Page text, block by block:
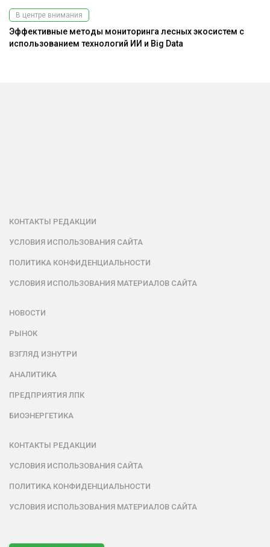
В центре внимания
Эффективные методы мониторинга лесных экосистем с
использованием технологий ИИ и Big Data
КОНТАКТЫ РЕДАКЦИИ
УСЛОВИЯ ИСПОЛЬЗОВАНИЯ САЙТА
ПОЛИТИКА КОНФИДЕНЦИАЛЬНОСТИ
УСЛОВИЯ ИСПОЛЬЗОВАНИЯ МАТЕРИАЛОВ САЙТА
НОВОСТИ
РЫНОК
ВЗГЛЯД ИЗНУТРИ
АНАЛИТИКА
ПРЕДПРИЯТИЯ ЛПК
БИОЭНЕРГЕТИКА
КОНТАКТЫ РЕДАКЦИИ
УСЛОВИЯ ИСПОЛЬЗОВАНИЯ САЙТА
ПОЛИТИКА КОНФИДЕНЦИАЛЬНОСТИ
УСЛОВИЯ ИСПОЛЬЗОВАНИЯ МАТЕРИАЛОВ САЙТА